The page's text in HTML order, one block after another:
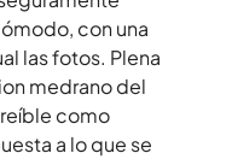
con una
las fotos. Plena
medrano del
como
a lo que se